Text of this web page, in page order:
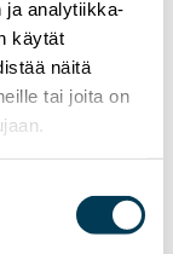
ja analytiikka-
käytät
näitä
tai joita on
valita